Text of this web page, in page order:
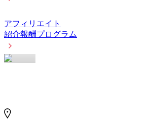
アフィリエイト
紹介報酬プログラム